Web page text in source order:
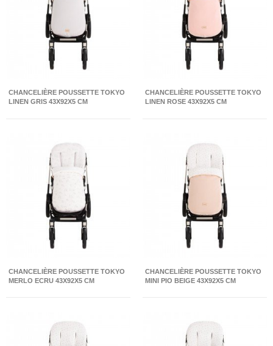
CHANCELIÈRE POUSSETTE TOKYO
LINEN GRIS 43X92X5 CM
CHANCELIÈRE POUSSETTE TOKYO
LINEN ROSE 43X92X5 CM
CHANCELIÈRE POUSSETTE TOKYO
MERLO ECRU 43X92X5 CM
CHANCELIÈRE POUSSETTE TOKYO
MINI PIO BEIGE 43X92X5 CM